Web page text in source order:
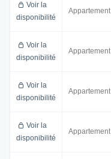
Voir la
disponibilité
Appartement
Voir la
disponibilité
Appartement
Voir la
disponibilité
Appartement
Voir la
disponibilité
Appartement